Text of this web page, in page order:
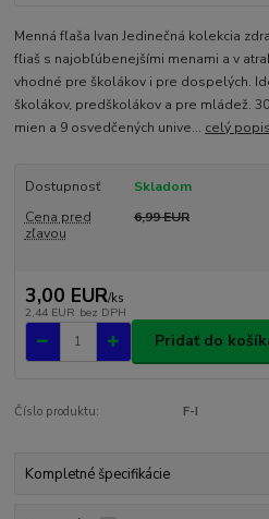
Menná fľaša Ivan Jedinečná kolekcia
fľiaš s najobľúbenejšími menami a v
vhodné pre školákov i pre dospelých.
školákov, predškolákov a pre mládež.
mien a 9 osvedčených unive... celý popis
Dostupnosť
Skladom
Cena pred
zľavou
6,99 EUR
3,00 EUR/ks
2,44 EUR bez DPH
Pridať do
Číslo produktu: F-I
Kompletné špecifikácie